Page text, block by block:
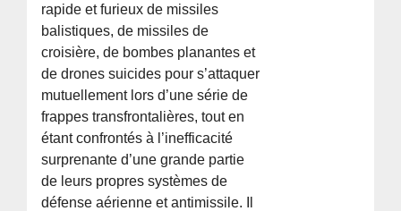
rapide et furieux de missiles
balistiques, de missiles de
croisière, de bombes planantes et
de drones suicides pour s’attaquer
mutuellement lors d’une série de
frappes transfrontalières, tout en
étant confrontés à l’inefficacité
surprenante d’une grande partie
de leurs propres systèmes de
défense aérienne et antimissile. Il